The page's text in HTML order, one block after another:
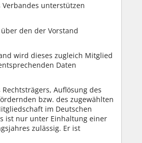
unterstützen
den der Vorstand
wird dieses zugleich Mitglied
Daten
Auflösung des
bzw. des zugewählten
im Deutschen
ist nur unter Einhaltung einer
zulässig. Er ist